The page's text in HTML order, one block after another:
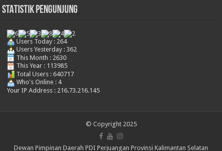
STATISTIK PENGUNJUNG
Users Today : 264
Users Yesterday : 362
This Month : 2630
This Year : 113985
Total Users : 640717
Who's Online : 4
Your IP Address : 216.73.216.145
© Copyright 2025
Dewan Pimpinan Daerah PDI Perjuangan Provinsi Kalimantan Selatan